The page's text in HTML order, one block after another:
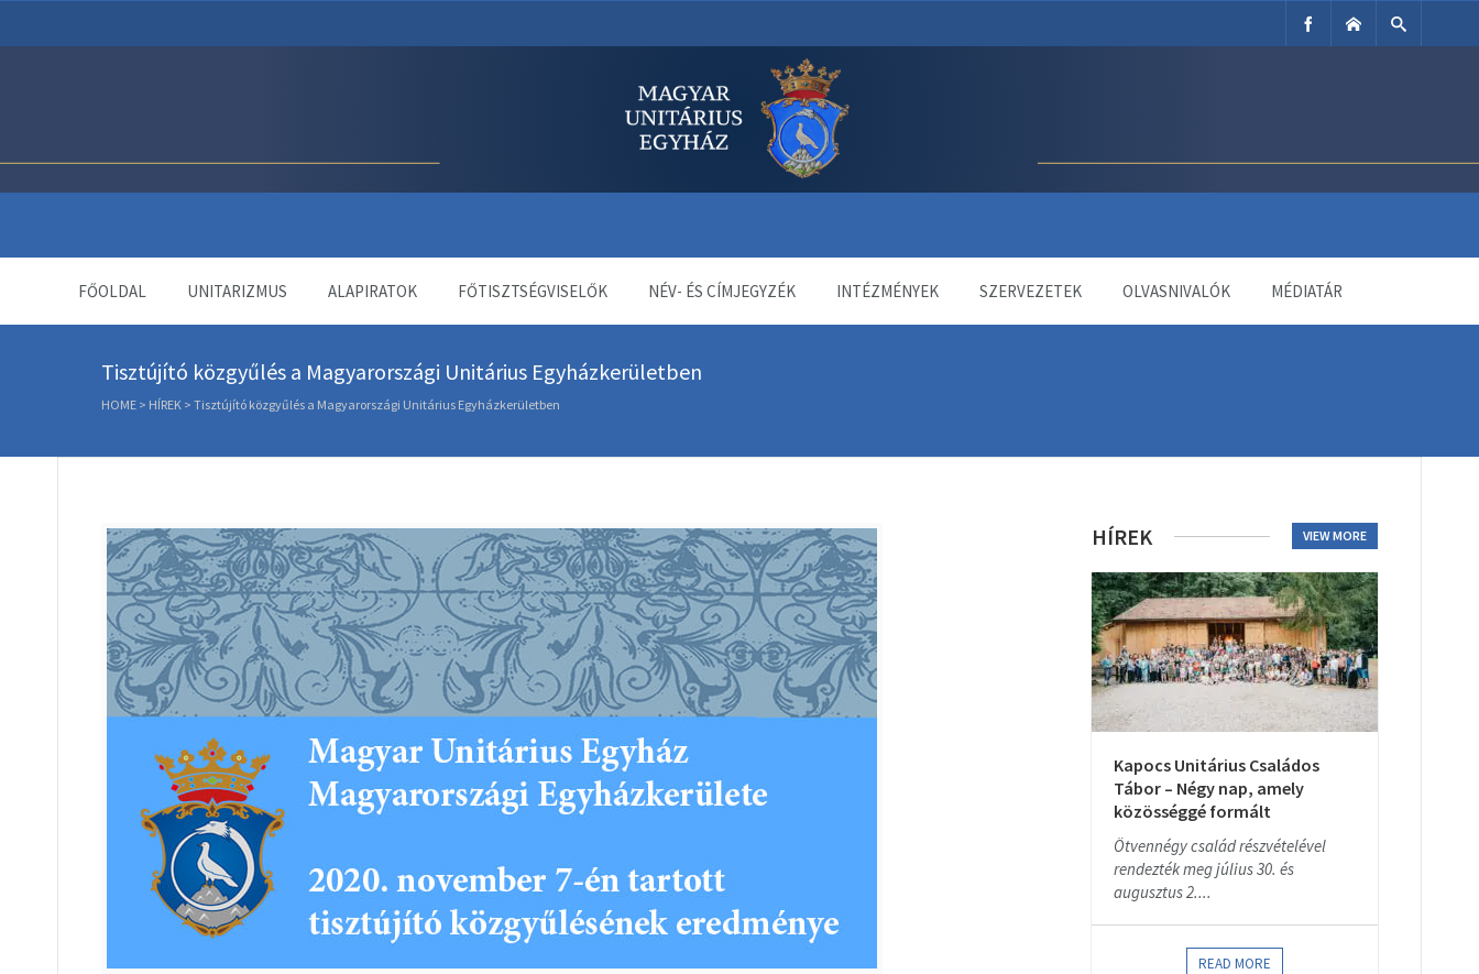
FŐOLDAL UNITARIZMUS ALAPIRATOK FŐTISZTSÉGVISELŐK NÉV- ÉS CÍMJEGYZÉK INTÉZMÉNYEK SZERVEZETEK OLVASNIVALÓK MÉDIATÁR
Tisztújító közgyűlés a Magyarországi Unitárius Egyházkerületben
HOME > HÍREK > Tisztújító közgyűlés a Magyarországi Unitárius Egyházkerületben
HÍREK VIEW MORE
Kapocs Unitárius Családos
Tábor – Négy nap, amely
közösséggé formált
Ötvennégy család részvételével
rendezték meg július 30. és
augusztus 2....
READ MORE